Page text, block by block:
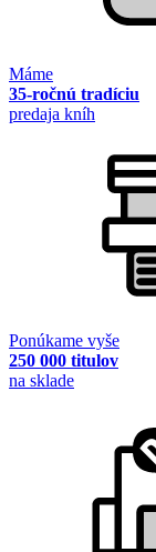
Máme
35-ročnú tradíciu
predaja kníh
Ponúkame vyše
250 000 titulov
na sklade